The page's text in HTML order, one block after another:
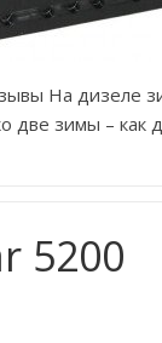
На дизеле
две зимы – как
5200